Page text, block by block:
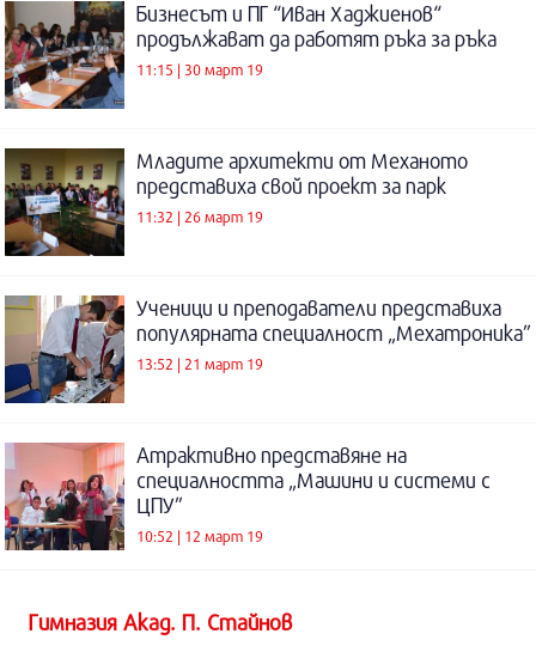
Бизнесът и ПГ “Иван Хаджиенов“
продължават да работят ръка за ръка
11:15 | 30 март 19
Младите архитекти от Механото
представиха свой проект за парк
11:32 | 26 март 19
Ученици и преподаватели представиха
популярната специалност „Мехатроника”
13:52 | 21 март 19
Атрактивно представяне на
специалността „Машини и системи с
ЦПУ”
10:52 | 12 март 19
Гимназия Акад. П. Стайнов